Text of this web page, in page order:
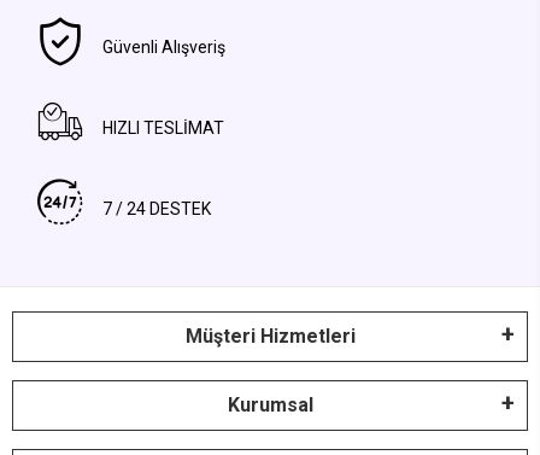
Güvenli Alışveriş
HIZLI TESLİMAT
7 / 24 DESTEK
Müşteri Hizmetleri
Kurumsal